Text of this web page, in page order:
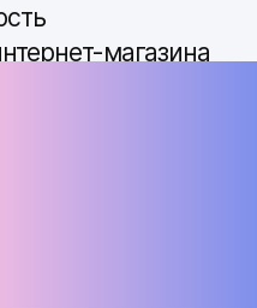
магазина